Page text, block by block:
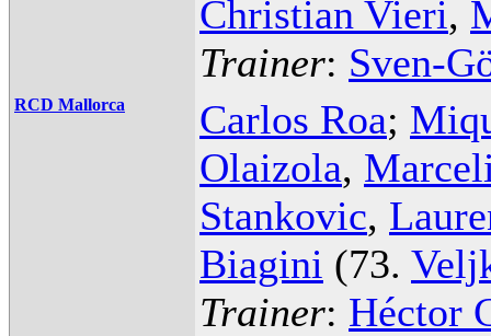
Christian Vieri,
Trainer: Sven-
RCD Mallorca Carlos Roa;
Olaizola,
Stankovic,
Biagini (73.
Trainer: Héctor